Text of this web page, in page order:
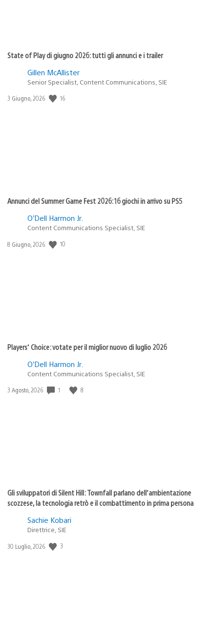
State of Play di giugno 2026: tutti gli annunci e i trailer
Gillen McAllister
Senior Specialist, Content Communications, SIE
Data
3 Giugno, 2026 16
Annunci del Summer Game Fest 2026: 16 giochi in arrivo su PS5
O’Dell Harmon Jr.
Content Communications Specialist, SIE
Data
8 Giugno, 2026 10
Players’ Choice: votate per il miglior nuovo di luglio 2026
O’Dell Harmon Jr.
Content Communications Specialist, SIE
Data
3 Agosto, 2026 1 8
Gli sviluppatori di Silent Hill: Townfall parlano dell’ambientazione
scozzese, la tecnologia retrò e il combattimento in prima persona
Sachie Kobari
Direttrice, SIE
Data
30 Luglio, 2026 3